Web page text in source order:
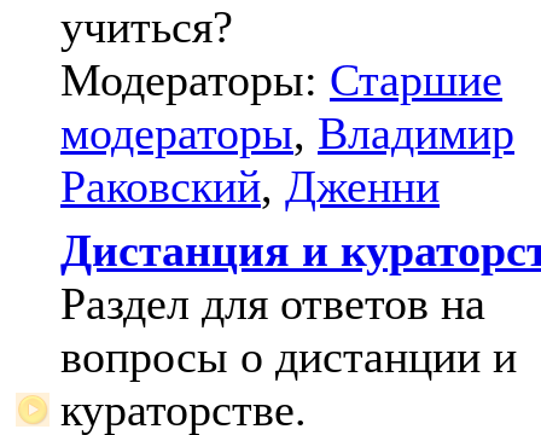
учиться?
Модераторы: Старшие
модераторы, Владимир
Раковский, Дженни
Дистанция и
Раздел для ответов на
вопросы о дистанции и
кураторстве.